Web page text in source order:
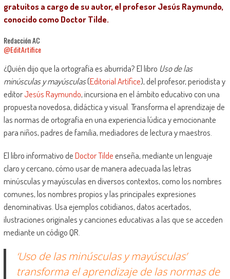
gratuitos a cargo de su autor, el profesor Jesús Raymundo,
conocido como Doctor Tilde.
Redacción AC
@EditArtifice
¿Quién dijo que la ortografía es aburrida? El libro Uso de las
minúsculas y mayúsculas(Editorial Artífice), del profesor, periodista y
editorJesús Raymundo, incursiona en el ámbito educativo con una
propuesta novedosa, didáctica y visual. Transforma el aprendizaje de
las normas de ortografía en una experiencia lúdica y emocionante
para niños, padres de familia, mediadores de lectura y maestros.
El libro informativo deDoctor Tildeenseña, mediante un lenguaje
claro y cercano, cómo usar de manera adecuada las letras
minúsculas y mayúsculas en diversos contextos, como los nombres
comunes, los nombres propios y las principales expresiones
denominativas. Usa ejemplos cotidianos, datos acertados,
ilustraciones originales y canciones educativas a las que se acceden
mediante un código QR.
‘Uso de las minúsculas y mayúsculas’
transforma el aprendizaje de las normas de